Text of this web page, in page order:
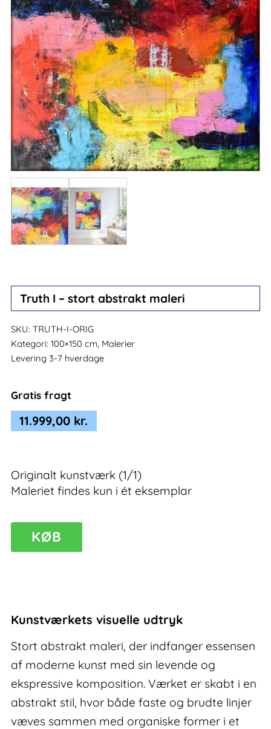
Truth I – stort abstrakt maleri
SKU: TRUTH-I-ORIG
Kategori: 100×150 cm, Malerier
Levering 3-7 hverdage
Gratis fragt
11.999,00 kr.
Originalt kunstværk (1/1)
Maleriet findes kun i ét eksemplar
Truth
I
antal
KØB
Kunstværkets visuelle udtryk
Stort abstrakt maleri, der indfanger essensen
af moderne kunst med sin levende og
ekspressive komposition. Værket er skabt i en
abstrakt stil, hvor både faste og brudte linjer
væves sammen med organiske former i et